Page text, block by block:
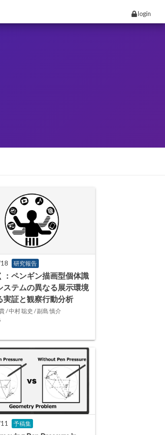
login
研究報告
：ペンギン描画型個体識
ステムの異なる展示環境
実証と観察行動分析
/ 中村 聡史 / 副島 慎介
予稿集